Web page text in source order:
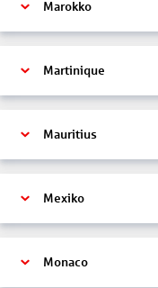
Marokko
Martinique
Mauritius
Mexiko
Monaco